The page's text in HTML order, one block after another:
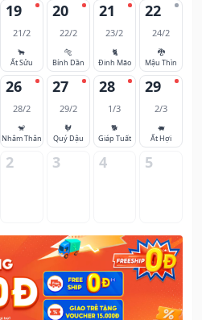
19
21/2
🐂
Ất Sửu
20
22/2
🐅
Bính Dần
21
23/2
🐈
Đinh Mão
22
24/2
🐉
Mậu Thìn
26
28/2
🐒
Nhâm Thân
27
29/2
🐓
Quý Dậu
28
1/3
🐕
Giáp Tuất
29
2/3
🐖
Ất Hợi
2 3 4 5